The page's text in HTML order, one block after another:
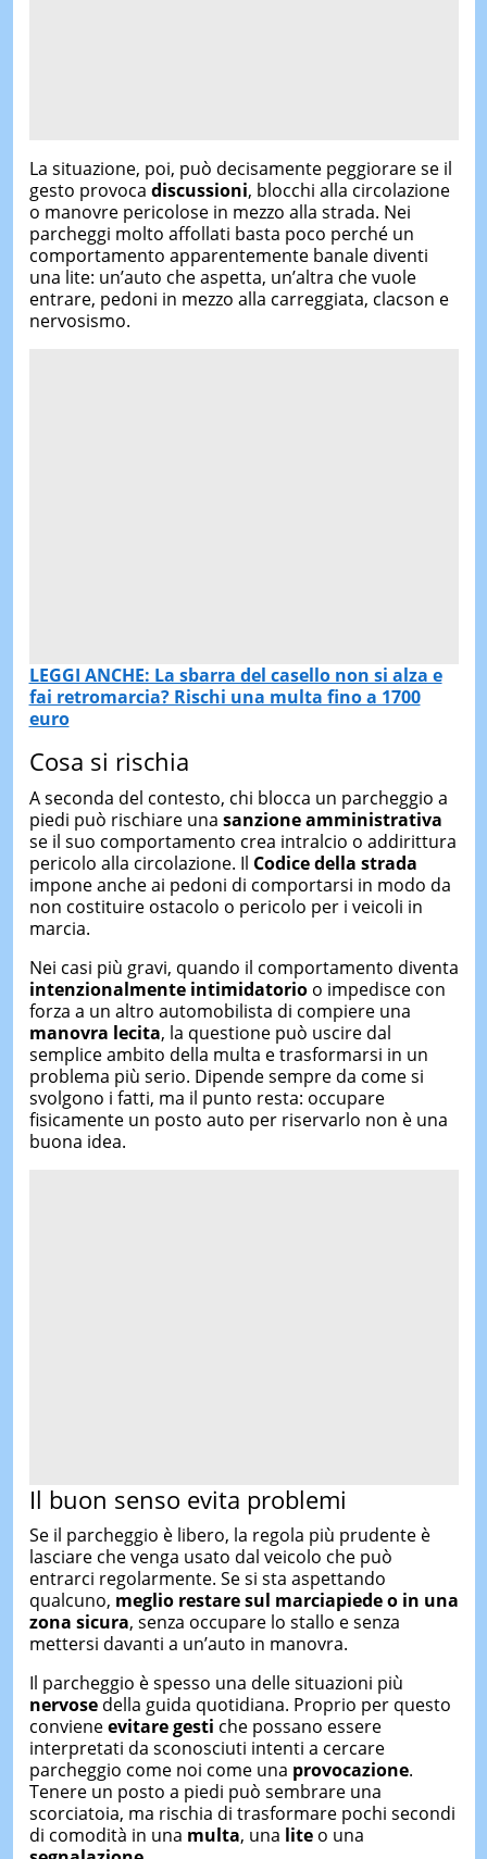
La situazione, poi, può decisamente peggiorare se il
gesto provoca discussioni, blocchi alla circolazione
o manovre pericolose in mezzo alla strada. Nei
parcheggi molto affollati basta poco perché un
comportamento apparentemente banale diventi
una lite: un’auto che aspetta, un’altra che vuole
entrare, pedoni in mezzo alla carreggiata, clacson e
nervosismo.
LEGGI ANCHE: La sbarra del casello non si alza e
fai retromarcia? Rischi una multa fino a 1700
euro
Cosa si rischia
A seconda del contesto, chi blocca un parcheggio a
piedi può rischiare una sanzione amministrativa
se il suo comportamento crea intralcio o addirittura
pericolo alla circolazione. Il Codice della strada
impone anche ai pedoni di comportarsi in modo da
non costituire ostacolo o pericolo per i veicoli in
marcia.
Nei casi più gravi, quando il comportamento diventa
intenzionalmente intimidatorioo impedisce con
forza a un altro automobilista di compiere una
manovra lecita, la questione può uscire dal
semplice ambito della multa e trasformarsi in un
problema più serio. Dipende sempre da come si
svolgono i fatti, ma il punto resta: occupare
fisicamente un posto auto per riservarlo non è una
buona idea.
Il buon senso evita problemi
Se il parcheggio è libero, la regola più prudente è
lasciare che venga usato dal veicolo che può
entrarci regolarmente. Se si sta aspettando
qualcuno, meglio restare sul marciapiede o in una
zona sicura, senza occupare lo stallo e senza
mettersi davanti a un’auto in manovra.
Il parcheggio è spesso una delle situazioni più
nervosedella guida quotidiana. Proprio per questo
convieneevitare gesti che possano essere
interpretati da sconosciuti intenti a cercare
parcheggio come noi come una provocazione.
Tenere un posto a piedi può sembrare una
scorciatoia, ma rischia di trasformare pochi secondi
di comodità in una multa, una liteo una